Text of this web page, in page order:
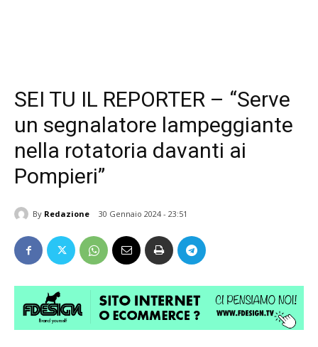
SEI TU IL REPORTER – “Serve
un segnalatore lampeggiante
nella rotatoria davanti ai
Pompieri”
By Redazione 30 Gennaio 2024 - 23:51